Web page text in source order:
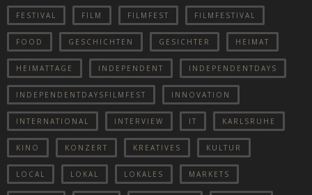
FESTIVAL FILM FILMFEST FILMFESTIVAL
FOOD GESCHICHTEN GESICHTER HEIMAT
HEIMATTAGE INDEPENDENT INDEPENDENTDAYS
INDEPENDENTDAYSFILMFEST INNOVATION
INTERNATIONAL INTERVIEW IT KARLSRUHE
KINO KONZERT KREATIVES KULTUR
LOCAL LOKAL LOKALES MARKETS